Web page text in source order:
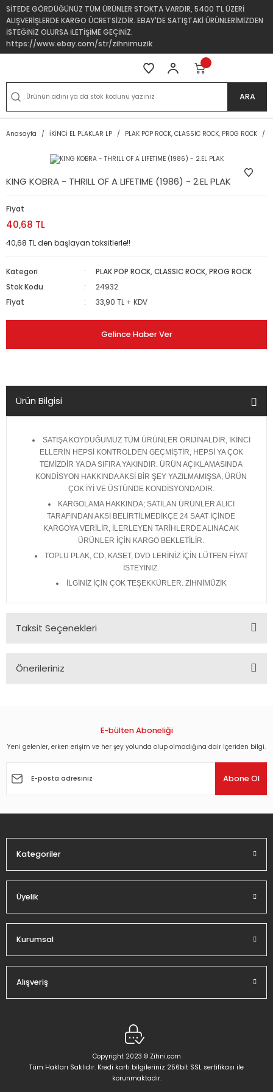
SİTEDE GÖRDÜĞÜNÜZ TÜM ÜRÜNLER STOKTA VARDIR, 5400 TL ÜZERİ
ALIŞVERİŞLERDE KARGO ÜCRETSİZDİR. EBAY'DE SATIŞTAKİ ÜRÜNLERİMİZDEN
İSTEĞİNİZ OLURSA İLETİŞİME GEÇİNİZ.
https://www.ebay.com/str/zihnimuzik
ARA
Anasayfa İKİNCİ EL PLAKLAR LP PLAK POP ROCK, CLASSIC ROCK, PROG ROCK
KING KOBRA - THRILL OF A LIFETIME (1986) - 2.EL PLAK
Fiyat
40,68 TL
40,68 TL den başlayan taksitlerle!!
Kategori
PLAK POP ROCK, CLASSIC ROCK, PROG ROCK
Stok Kodu
24932
Fiyat
33,90 TL + KDV
Gelince Haber Ver
Ürün Bilgisi
SATIŞA KOYDUĞUMUZ TÜM ÜRÜNLER ORİJİNALDİR, İKİNCİ
ELLERİN HEPSİ KONTROLDEN GEÇMİŞTİR, HEPSİ YA ÇOK
TEMİZDİR YA DA SIFIRA YAKINDIR. ÜRÜN AÇIKLAMASINDA
KONDİSYON HAKKINDA AKSİ BİR ŞEY YAZILMAMIŞSA, ÜRÜN
ÇOK İYİ VE ÜSTÜNDE KONDİSYONDADIR.
KARGOLAMA HAKKINDA; SATILAN ÜRÜNLER ALICI
TARAFINDAN AKSİ BELİRTİLMEDİKÇE 24 SAAT İÇİNDE
KARGOYA VERİLİR, İLERLEYEN TARİHLERDE ALINACAK
ÜRÜNLER İÇİN KARGO BEKLETİLİR.
TOPLU PLAK, CD, KASET, DVD LERİNİZ İÇİN LÜTFEN FİYAT
İSTEYİNİZ.
İLGİNİZ İÇİN ÇOK TEŞEKKÜRLER. ZİHNİMÜZİK
Taksit Seçenekleri
Önerileriniz
Görüş ve önerileriniz için teşekkür ederiz.
Ürün açıklamasında eksik bilgiler bulunuyor.
Ürün fiyatı diğer sitelerden daha pahalı.
E-bülten Aboneliği
Yeni gelenler, erken erişim ve her şey yolunda olup olmadığına dair içeriden bilgi.
Abone Ol
Kategoriler
Üyelik
Kurumsal
Alışveriş
Copyright 2023 © Zihni.com
Tüm Hakları Saklıdır. Kredi kartı bilgileriniz 256bit SSL sertifikası ile
korunmaktadır.